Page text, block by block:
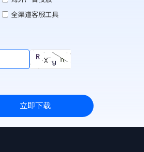
全渠道客服工具
立即下载